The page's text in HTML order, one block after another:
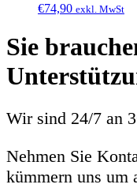
€74,90 exkl. MwSt
Sie
Wir sind 24/7 an
Nehmen Sie
kümmern uns um